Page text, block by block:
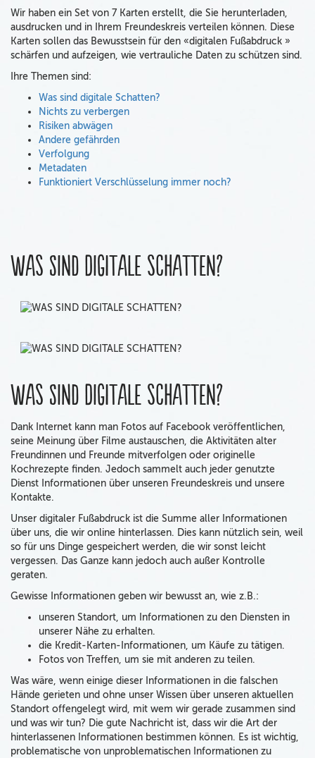
Wir haben ein Set von 7 Karten erstellt, die Sie herunterladen,
ausdrucken und in Ihrem Freundeskreis verteilen können. Diese
Karten sollen das Bewusstsein für den «digitalen Fußabdruck »
schärfen und aufzeigen, wie vertrauliche Daten zu schützen sind.
Ihre Themen sind:
Was sind digitale Schatten?
Nichts zu verbergen
Risiken abwägen
Andere gefährden
Verfolgung
Metadaten
Funktioniert Verschlüsselung immer noch?
Was sind digitale Schatten?
Was sind digitale Schatten?
Dank Internet kann man Fotos auf Facebook veröffentlichen,
seine Meinung über Filme austauschen, die Aktivitäten alter
Freundinnen und Freunde mitverfolgen oder originelle
Kochrezepte finden. Jedoch sammelt auch jeder genutzte
Dienst Informationen über unseren Freundeskreis und unsere
Kontakte.
Unser digitaler Fußabdruck ist die Summe aller Informationen
über uns, die wir online hinterlassen. Dies kann nützlich sein, weil
so für uns Dinge gespeichert werden, die wir sonst leicht
vergessen. Das Ganze kann jedoch auch außer Kontrolle
geraten.
Gewisse Informationen geben wir bewusst an, wie z.B.:
unseren Standort, um Informationen zu den Diensten in
unserer Nähe zu erhalten.
die Kredit-Karten-Informationen, um Käufe zu tätigen.
Fotos von Treffen, um sie mit anderen zu teilen.
Was wäre, wenn einige dieser Informationen in die falschen
Hände gerieten und ohne unser Wissen über unseren aktuellen
Standort offengelegt wird, mit wem wir gerade zusammen sind
und was wir tun? Die gute Nachricht ist, dass wir die Art der
hinterlassenen Informationen bestimmen können. Es ist wichtig,
problematische von unproblematischen Informationen zu